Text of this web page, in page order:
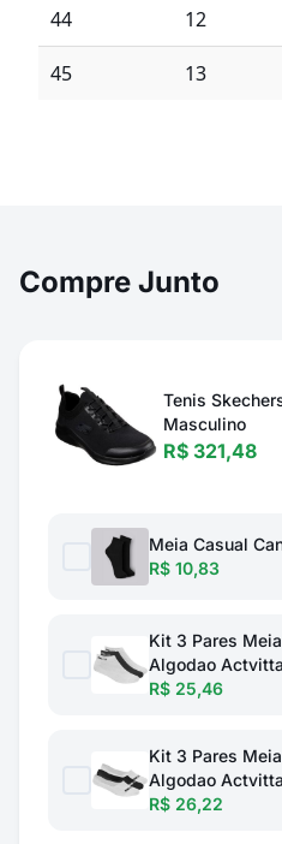
44 12
45 13
Compre Junto
Tenis
Masculino
R$ 321,48
Meia Casual
R$ 10,83
Kit 3 Pares
Algodao Actvitta
R$ 25,46
Kit 3 Pares
Algodao Actvitta
R$ 26,22